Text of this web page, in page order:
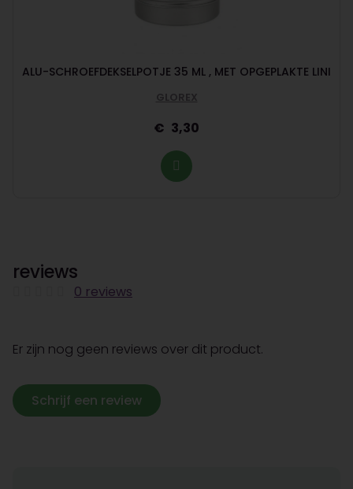
ALU-SCHROEFDEKSELPOTJE 35 ML , MET OPGEPLAKTE LINI
GLOREX
3,30
reviews
0 reviews
Er zijn nog geen reviews over dit product.
Schrijf een review